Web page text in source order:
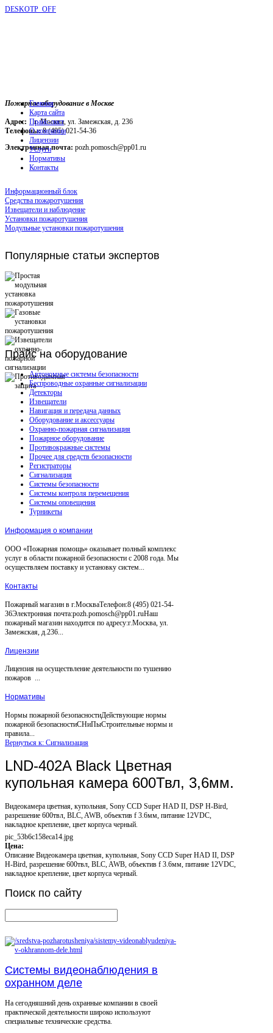
DESKOTP_OFF
Пожарное оборудование в Москве
Адрес: г. Москва, ул. Замежская, д. 236
Телефоны:8 (495) 021-54-36
Электронная почта: pozh.pomosch@pp01.ru
Главная
Карта сайта
Прайс-лист
О компании
Лицензии
Услуги
Нормативы
Контакты
Информационный блок
Средства пожаротушения
Извещатели и наблюдение
Установки пожаротушения
Модульные установки пожаротушения
Популярные статьи экспертов
Прайсна оборудование
Автономные системы безопасности
Беспроводные охранные сигнализации
Детекторы
Извещатели
Навигация и передача данных
Оборудование и аксессуары
Охранно-пожарная сигнализация
Пожарное оборудование
Противокражные системы
Прочее для средств безопасности
Регистраторы
Сигнализация
Системы безопасности
Системы контроля перемещения
Системы оповещения
Турникеты
Информация о компании
ООО «Пожарная помощь» оказывает полный комплекс
услуг в области пожарной безопасности с 2008 года. Мы
осуществляем поставку и установку систем...
Контакты
Пожарный магазин в г.МоскваТелефон:8 (495) 021-54-
36Электронная почта:pozh.pomosch@pp01.ruНаш
пожарный магазин находится по адресу:г.Москва, ул.
Замежская, д.236...
Лицензии
Лицензия на осуществление деятельности по тушению
пожаров ...
Нормативы
Нормы пожарной безопасностиДействующие нормы
пожарной безопасностиСНиПыСтроительные нормы и
правила...
Вернуться к: Сигнализация
LND-402A Black Цветная
купольная камера 600Твл, 3,6мм.
Видеокамера цветная, купольная, Sony CCD Super HAD II, DSP H-Bird,
разрешение 600твл, BLC, AWB, объектив f 3.6мм, питание 12VDC,
накладное крепление, цвет корпуса черный.
pic_53b6c158eca14.jpg
Цена:
Описание Видеокамера цветная, купольная, Sony CCD Super HAD II, DSP
H-Bird, разрешение 600твл, BLC, AWB, объектив f 3.6мм, питание 12VDC,
накладное крепление, цвет корпуса черный.
Поиск по сайту
Системы видеонаблюдения в
охранном деле
На сегодняшний день охранные компании в своей
практической деятельности широко используют
специальные технические средства.